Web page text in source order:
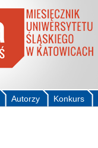
Konkurs
Autorzy